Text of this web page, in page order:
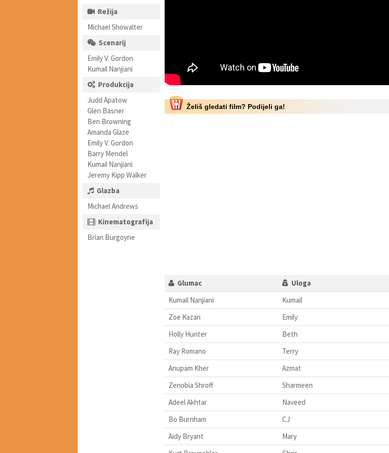
Režija
Michael Showalter
Scenarij
Emily V. Gordon
Kumail Nanjiani
Produkcija
Judd Apatow
Glen Basner
Ben Browning
Amanda Glaze
Emily V. Gordon
Barry Mendel
Kumail Nanjiani
Jeremy Kipp Walker
Glazba
Michael Andrews
Kinematografija
Brian Burgoyne
Želiš gledati film? Podijeli ga!
Glumac
Uloga
Kumail Nanjiani
Kumail
Zoe Kazan
Emily
Holly Hunter
Beth
Ray Romano
Terry
Anupam Kher
Azmat
Zenobia Shroff
Sharmeen
Adeel Akhtar
Naveed
Bo Burnham
CJ
Aidy Bryant
Mary